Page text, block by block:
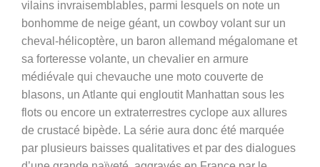
vilains invraisemblables, parmi lesquels on note un
bonhomme de neige géant, un cowboy volant sur un
cheval-hélicoptère, un baron allemand mégalomane et
sa forteresse volante, un chevalier en armure
médiévale qui chevauche une moto couverte de
blasons, un Atlante qui engloutit Manhattan sous les
flots ou encore un extraterrestres cyclope aux allures
de crustacé bipède. La série aura donc été marquée
par plusieurs baisses qualitatives et par des dialogues